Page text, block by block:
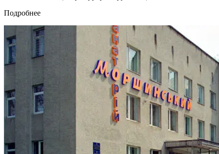
Подробнее